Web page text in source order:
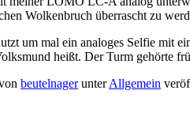
Wolkenbruch überrascht zu
um mal ein analoges Selfie mit
heißt. Der Turm gehörte
beutelnagerunterAllgemein